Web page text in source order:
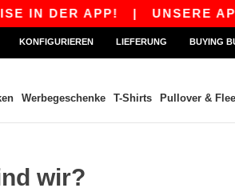
IN DER APP!| UNSERE
KONFIGURIEREN LIEFERUNG BUYING
Werbegeschenke T-Shirts Pullover &
wir?